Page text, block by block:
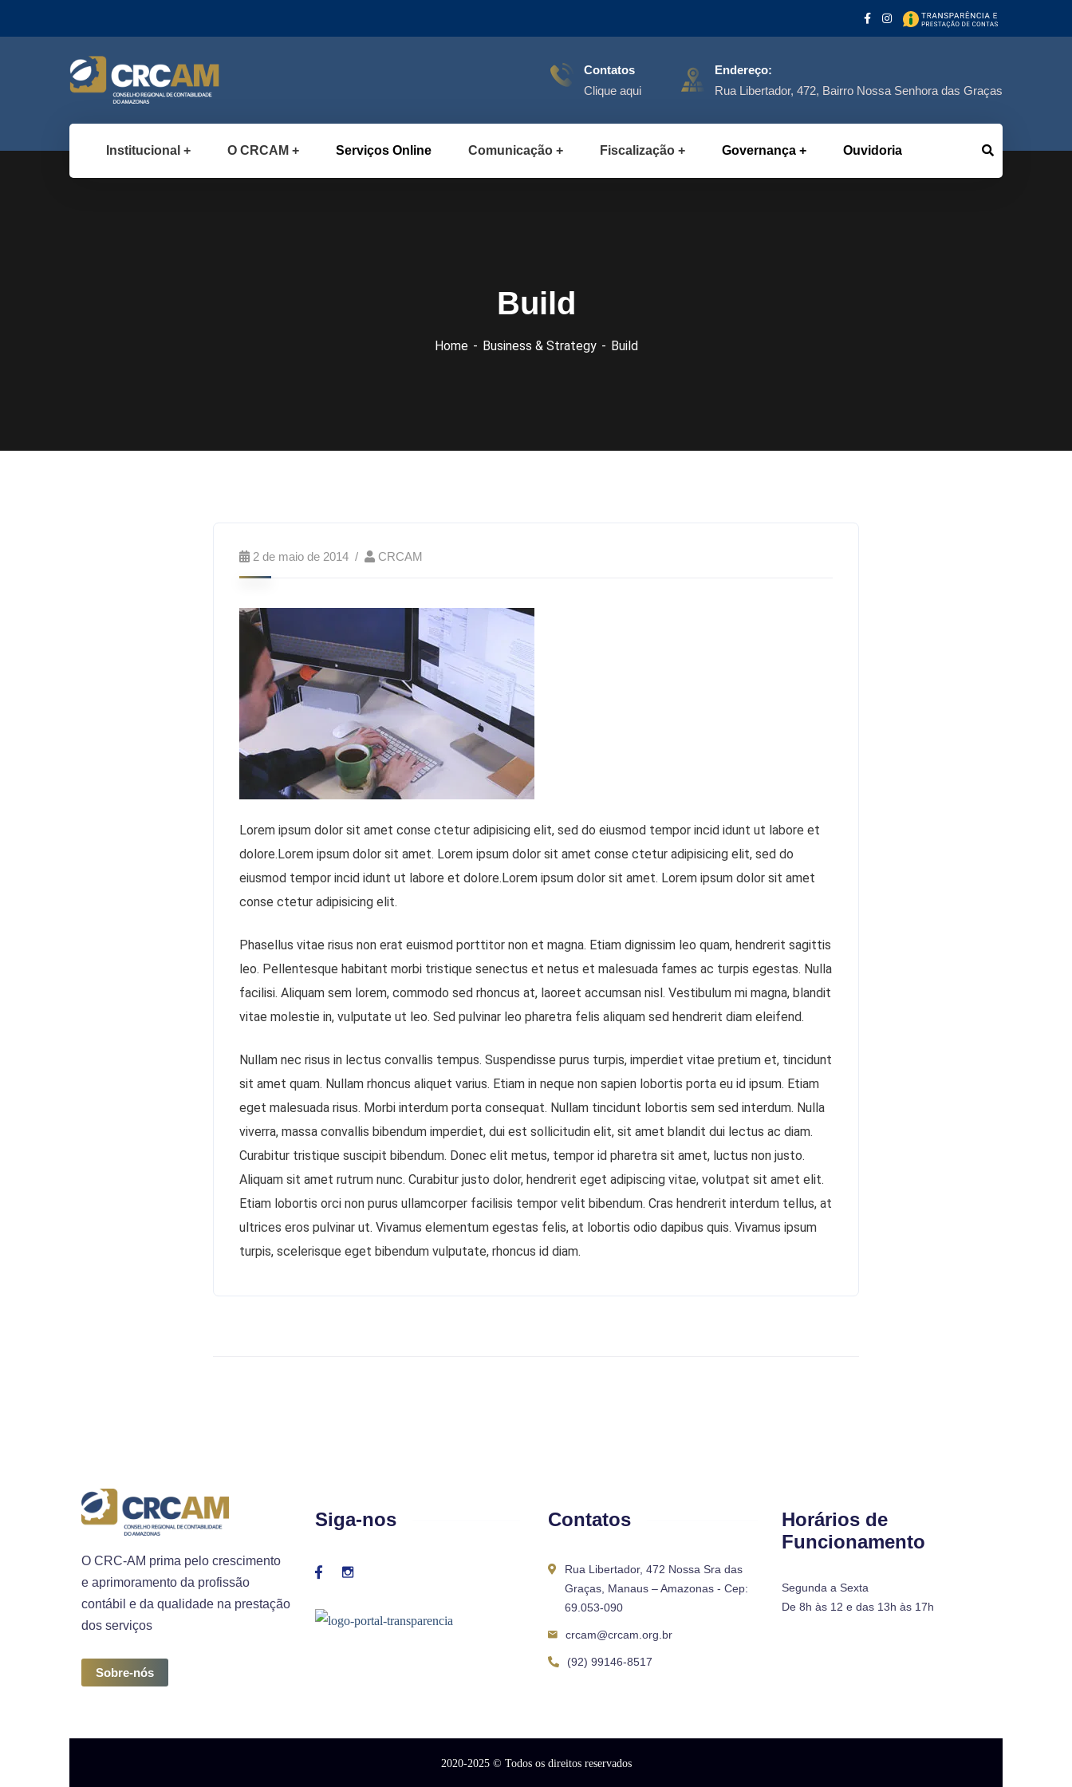
Contatos
Clique aqui
Endereço:
Rua Libertador, 472, Bairro Nossa Senhora das Graças
Institucional O CRCAM Serviços Online Comunicação Fiscalização Governança Ouvidoria
Build
Home Business & Strategy Build
2 de maio de 2014 CRCAM
Lorem ipsum dolor sit amet conse ctetur adipisicing elit, sed do eiusmod tempor incid idunt ut labore et
dolore.Lorem ipsum dolor sit amet. Lorem ipsum dolor sit amet conse ctetur adipisicing elit, sed do
eiusmod tempor incid idunt ut labore et dolore.Lorem ipsum dolor sit amet. Lorem ipsum dolor sit amet
conse ctetur adipisicing elit.
Phasellus vitae risus non erat euismod porttitor non et magna. Etiam dignissim leo quam, hendrerit sagittis
leo. Pellentesque habitant morbi tristique senectus et netus et malesuada fames ac turpis egestas. Nulla
facilisi. Aliquam sem lorem, commodo sed rhoncus at, laoreet accumsan nisl. Vestibulum mi magna, blandit
vitae molestie in, vulputate ut leo. Sed pulvinar leo pharetra felis aliquam sed hendrerit diam eleifend.
Nullam nec risus in lectus convallis tempus. Suspendisse purus turpis, imperdiet vitae pretium et, tincidunt
sit amet quam. Nullam rhoncus aliquet varius. Etiam in neque non sapien lobortis porta eu id ipsum. Etiam
eget malesuada risus. Morbi interdum porta consequat. Nullam tincidunt lobortis sem sed interdum. Nulla
viverra, massa convallis bibendum imperdiet, dui est sollicitudin elit, sit amet blandit dui lectus ac diam.
Curabitur tristique suscipit bibendum. Donec elit metus, tempor id pharetra sit amet, luctus non justo.
Aliquam sit amet rutrum nunc. Curabitur justo dolor, hendrerit eget adipiscing vitae, volutpat sit amet elit.
Etiam lobortis orci non purus ullamcorper facilisis tempor velit bibendum. Cras hendrerit interdum tellus, at
ultrices eros pulvinar ut. Vivamus elementum egestas felis, at lobortis odio dapibus quis. Vivamus ipsum
turpis, scelerisque eget bibendum vulputate, rhoncus id diam.
O CRC-AM prima pelo crescimento
e aprimoramento da profissão
contábil e da qualidade na prestação
dos serviços
Sobre-nós
Siga-nos Contatos
Rua Libertador, 472 Nossa Sra das
Graças, Manaus – Amazonas - Cep:
69.053-090
crcam@crcam.org.br
(92) 99146-8517
Horários de
Funcionamento
Segunda a Sexta
De 8h às 12 e das 13h às 17h
2020-2025© Todos os direitos reservados